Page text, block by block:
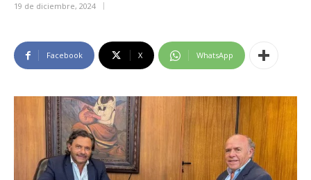
19 de diciembre, 2024
Facebook X WhatsApp